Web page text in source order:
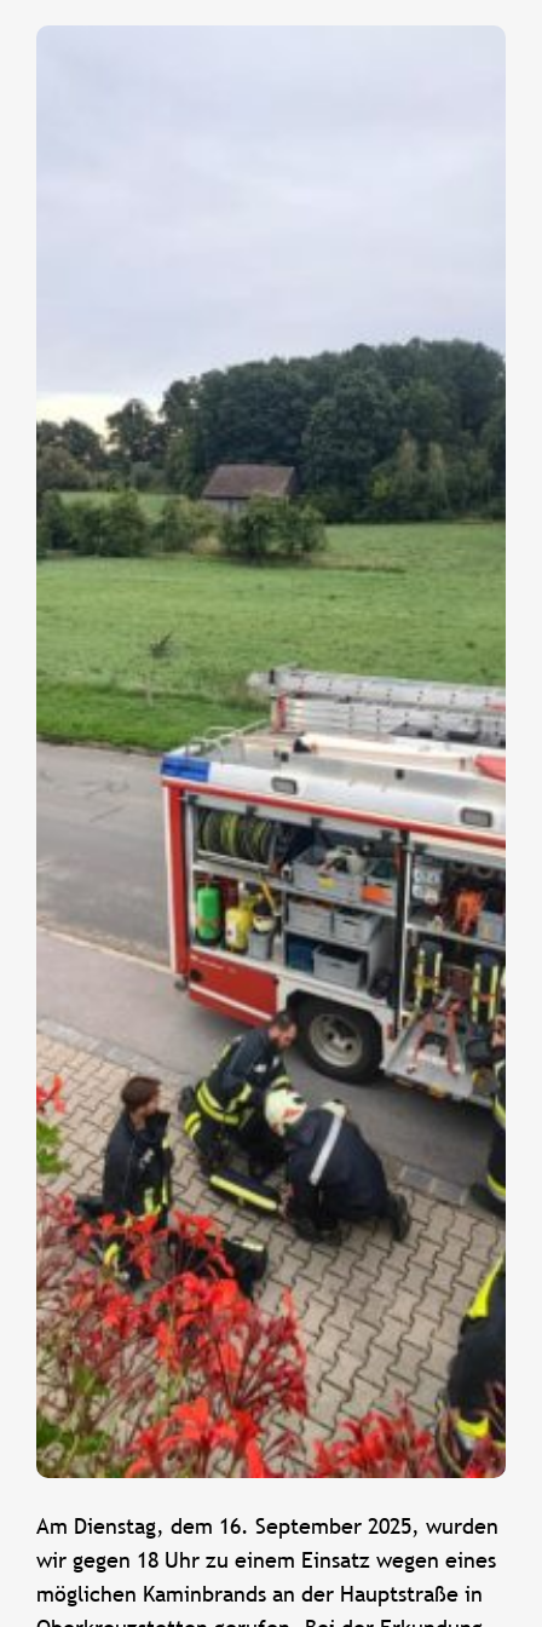
Am Dienstag, dem 16. September 2025, wurden
wir gegen 18 Uhr zu einem Einsatz wegen eines
möglichen Kaminbrands an der Hauptstraße in